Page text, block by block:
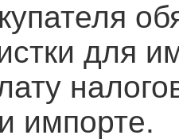
для
импорте.